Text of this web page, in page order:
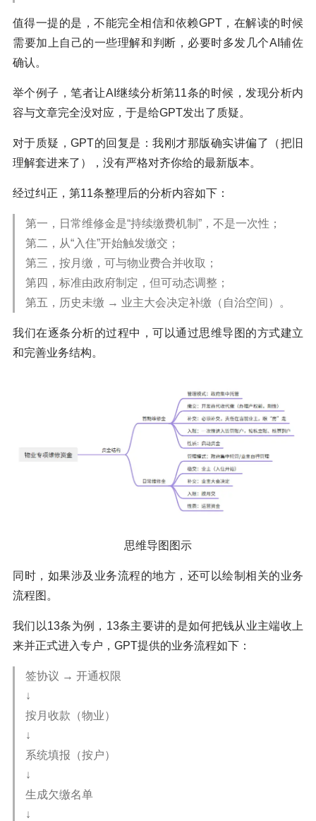
值得一提的是，不能完全相信和依赖GPT，在解读的时候
需要加上自己的一些理解和判断，必要时多发几个AI辅佐
确认。
举个例子，笔者让AI继续分析第11条的时候，发现分析内
容与文章完全没对应，于是给GPT发出了质疑。
对于质疑，GPT的回复是：我刚才那版确实讲偏了（把旧
理解套进来了），没有严格对齐你给的最新版本。
经过纠正，第11条整理后的分析内容如下：
第一，日常维修金是“持续缴费机制”，不是一次性；
第二，从“入住”开始触发缴交；
第三，按月缴，可与物业费合并收取；
第四，标准由政府制定，但可动态调整；
第五，历史未缴 → 业主大会决定补缴（自治空间）。
我们在逐条分析的过程中，可以通过思维导图的方式建立
和完善业务结构。
思维导图图示
同时，如果涉及业务流程的地方，还可以绘制相关的业务
流程图。
我们以13条为例，13条主要讲的是如何把钱从业主端收上
来并正式进入专户，GPT提供的业务流程如下：
签协议 → 开通权限
↓
按月收款（物业）
↓
系统填报（按户）
↓
生成欠缴名单
↓